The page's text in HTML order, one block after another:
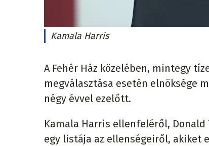
Kamala Harris
A Fehér Ház közelében, mintegy
megválasztása esetén elnöksége
négy évvel ezelőtt.
Kamala Harris ellenfeléről,
egy listája az ellenségeiről, akiket